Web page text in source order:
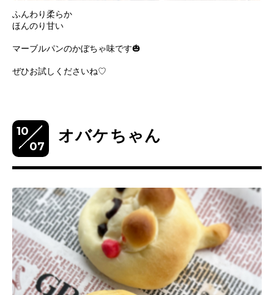
ふんわり柔らか
ほんのり甘い
マーブルパンのかぼちゃ味です🎃
ぜひお試しくださいね♡
10
07
オバケちゃん